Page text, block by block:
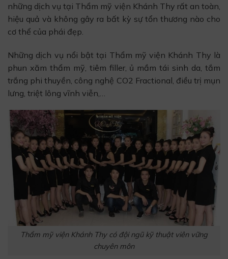
những dịch vụ tại Thẩm mỹ viện Khánh Thy rất an toàn,
hiệu quả và không gây ra bất kỳ sự tổn thương nào cho
cơ thể của phái đẹp.
Những dịch vụ nổi bật tại Thẩm mỹ viện Khánh Thy là
phun xăm thẩm mỹ, tiêm filler, ủ mầm tái sinh da, tắm
trắng phi thuyền, công nghệ CO2 Fractional, điều trị mụn
lưng, triệt lông vĩnh viễn,…
Thẩm mỹ viện Khánh Thy có đội ngũ kỹ thuật viên vững
chuyên môn